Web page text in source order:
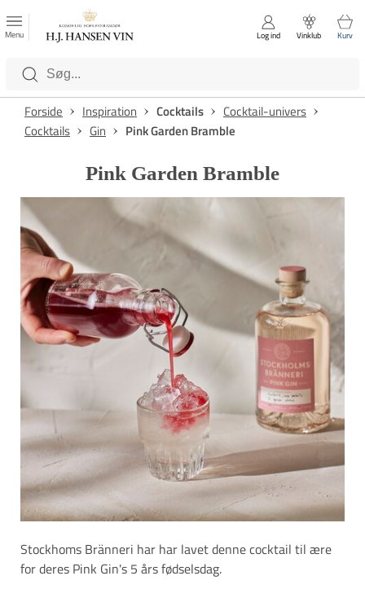
Luk
Kategorier
Menu Log ind Vinklub Kurv
Forside Inspiration Cocktails
Cocktail-univers
Cocktails
Gin Pink Garden Bramble
Pink Garden Bramble
Stockhoms Bränneri har har lavet denne cocktail til ære
for deres Pink Gin's 5 års fødselsdag.